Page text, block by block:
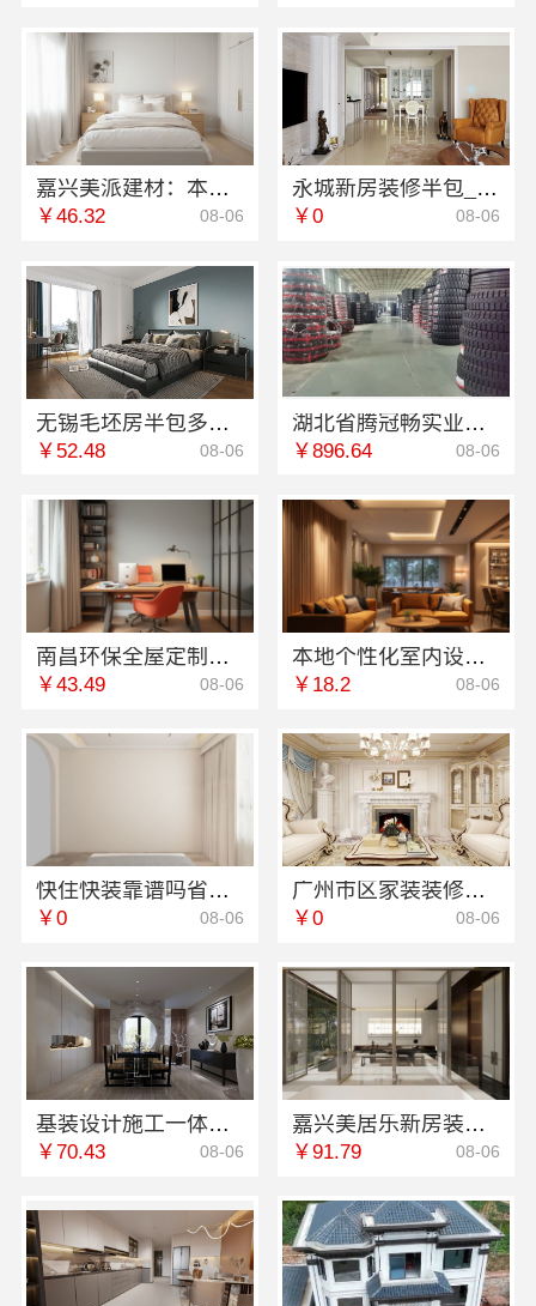
嘉兴美派建材：本地家装服务专业施工靠谱商家
￥46.32 08-06
永城新房装修半包_河南璟臻环保建材有限公司
￥0 08-06
无锡毛坯房半包多少钱？亿莱居装饰工程材料有限公司专业报价
￥52.48 08-06
湖北省腾冠畅实业贸易有限公司正品保障
￥896.64 08-06
南昌环保全屋定制口碑评测-江西尚宅尚品新型环保材料有限公司
￥43.49 08-06
本地个性化室内设计批发？南京市创亿讯专业设计团队
￥18.2 08-06
快住快装靠谱吗省心？同城快装（湖北）科技有限公司为您解答
￥0 08-06
广州市区家装装修多少钱新房，精匠饰家一站式服务
￥0 08-06
基装设计施工一体化哪家专业？无锡亿莱居装饰工程材料有限公司值得信赖
￥70.43 08-06
嘉兴美居乐新房装修空间规划案例
￥91.79 08-06